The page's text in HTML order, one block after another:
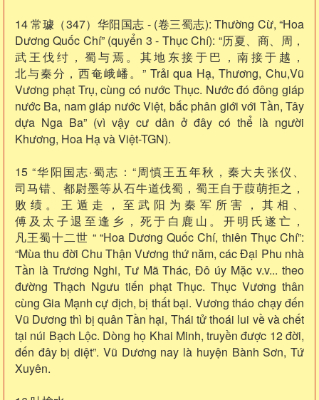
14 常璩（347）华阳国志 - (卷三蜀志): Thường Cừ, “Hoa
Dương Quốc Chí” (quyển 3 - Thục Chí): “历夏、商、周，
武王伐纣，蜀与焉。其地东接于巴，南接于越，
北与秦分，西奄峨嶓。” Trải qua Hạ, Thương, Chu,Vũ
Vương phạt Trụ, cùng có nước Thục. Nước đó đông giáp
nước Ba, nam giáp nước Việt, bắc phân giới với Tần, Tây
dựa Nga Ba” (vì vậy cư dân ở đây có thể là người
Khương, Hoa Hạ và Việt-TGN).
15 “华阳国志·蜀志：“周慎王五年秋，秦大夫张仪、
司马错、都尉墨等从石牛道伐蜀，蜀王自于葭萌拒之，
败绩。王遁走，至武阳为秦军所害，其相、
傅及太子退至逢乡，死于白鹿山。开明氏遂亡，
凡王蜀十二世 “ “Hoa Dương Quốc Chí, thiên Thục Chí”:
“Mùa thu đời Chu Thận Vương thứ năm, các Đại Phu nhà
Tần là Trương Nghi, Tư Mã Thác, Đô úy Mặc v.v... theo
đường Thạch Ngưu tiến phạt Thục. Thục Vương thân
cùng Gia Mạnh cự địch, bị thất bại. Vương tháo chạy đến
Vũ Dương thì bị quân Tần hại, Thái tử thoái lui về và chết
tại núi Bạch Lộc. Dòng họ Khai Minh, truyền được 12 đời,
đến đây bị diệt”. Vũ Dương nay là huyện Bành Sơn, Tứ
Xuyên.